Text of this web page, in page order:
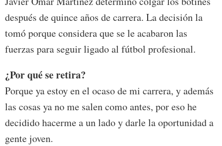
después de quince años de carrera. La decisión la
tomó porque considera que se le acabaron las
fuerzas para seguir ligado al fútbol profesional.
¿Por qué se retira?
Porque ya estoy en el ocaso de mi carrera, y además
las cosas ya no me salen como antes, por eso he
decidido hacerme a un lado y darle la oportunidad a
gente joven.